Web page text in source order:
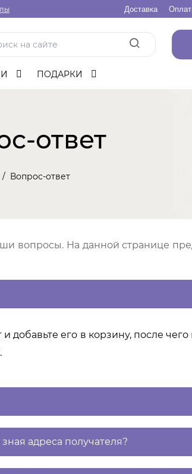
Доставка
ПОДАРКИ
ответ
Вопрос-ответ
вопросы. На данной странице
его в корзину, после чего
адреса получателя?